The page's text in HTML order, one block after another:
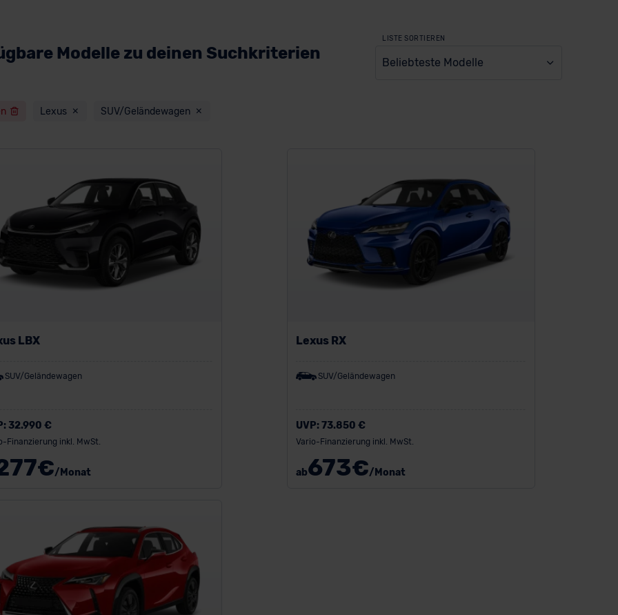
Modelle zu deinen Suchkriterien
LISTE SORTIEREN
Beliebteste Modelle
Lexus SUV/Geländewagen
LBX
SUV/Geländewagen
32.990 €
Finanzierung inkl. MwSt.
€/Monat
Lexus RX
SUV/Geländewagen
UVP:73.850 €
Vario-Finanzierung inkl. MwSt.
ab673€/Monat